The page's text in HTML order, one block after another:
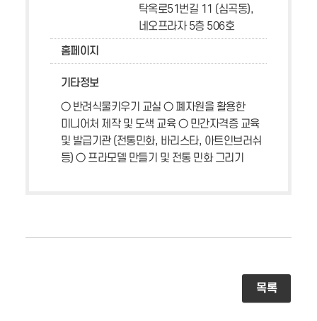
탁옥로51번길 11 (심곡동),
네오프라자 5층 506호
홈페이지
기타정보
○ 반려식물키우기 교실 ○ 폐자원을 활용한
미니어처 제작 및 도색 교육 ○ 민간자격증 교육
및 발급기관 (전통민화, 바리스타, 아트인브러쉬
등) ○ 프라모델 만들기 및 전통 민화 그리기
목록